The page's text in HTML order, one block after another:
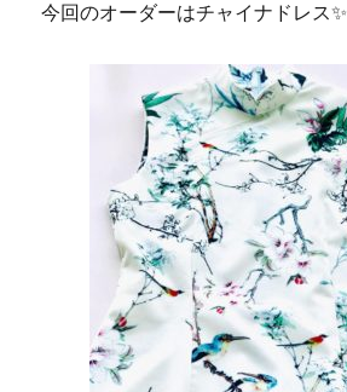
今回のオーダーはチャイナドレス✨